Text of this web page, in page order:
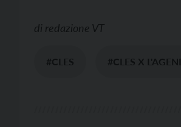
di redazione VT
#CLES #CLES X